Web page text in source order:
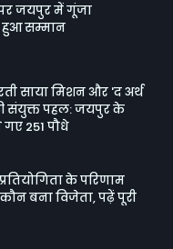
पर जयपुर में गूंजा
हुआ सम्मान
साया मिशन और 'द अर्थ
संयुक्त पहल: जयपुर के
गए 251 पौधे
के परिणाम
बना विजेता, पढ़ें पूरी